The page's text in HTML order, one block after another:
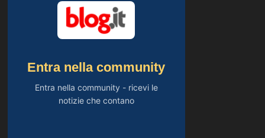
Entra nella community
Entra nella community - ricevi le
notizie che contano